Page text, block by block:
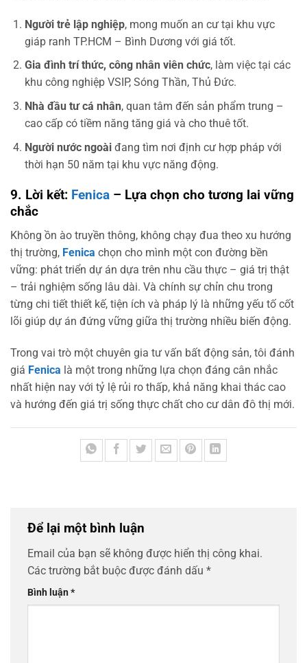
Người trẻ lập nghiệp, mong muốn an cư tại khu vực
giáp ranh TP.HCM – Bình Dương với giá tốt.
Gia đình trí thức, công nhân viên chức, làm việc tại các
khu công nghiệp VSIP, Sóng Thần, Thủ Đức.
Nhà đầu tư cá nhân, quan tâm đến sản phẩm trung –
cao cấp có tiềm năng tăng giá và cho thuê tốt.
Người nước ngoàiđang tìm nơi định cư hợp pháp với
thời hạn 50 năm tại khu vực năng động.
9. Lời kết: Fenica – Lựa chọn cho tương lai vững
chắc
Không ồn ào truyền thông, không chạy đua theo xu hướng
thị trường, Fenica chọn cho mình một con đường bền
vững: phát triển dự án dựa trên nhu cầu thực – giá trị thật
– trải nghiệm sống lâu dài. Và chính sự chỉn chu trong
từng chi tiết thiết kế, tiện ích và pháp lý là những yếu tố cốt
lõi giúp dự án đứng vững giữa thị trường nhiều biến động.
Trong vai trò một chuyên gia tư vấn bất động sản, tôi đánh
giá Fenica là một trong những lựa chọn đáng cân nhắc
nhất hiện nay với tỷ lệ rủi ro thấp, khả năng khai thác cao
và hướng đến giá trị sống thực chất cho cư dân đô thị mới.
Để lại một bình luận
Email của bạn sẽ không được hiển thị công khai.
Các trường bắt buộc được đánh dấu *
Bình luận*